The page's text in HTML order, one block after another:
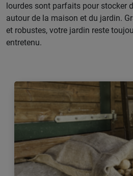
lourdes sont parfaits pour stocker
autour de la maison et du jardin.
et robustes, votre jardin reste
entretenu.